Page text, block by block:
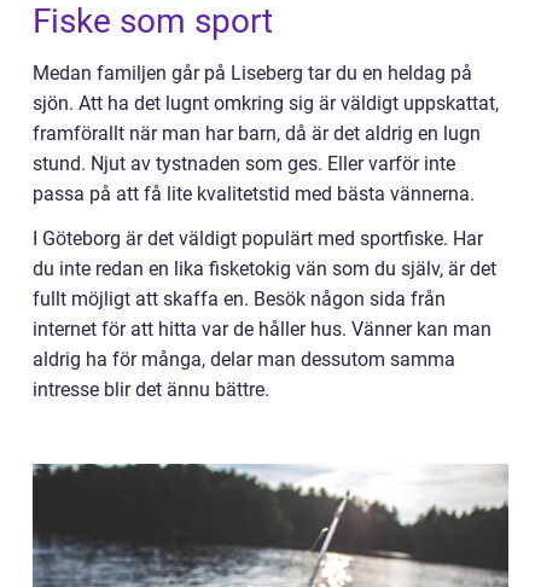
Fiske som sport
Medan familjen går på Liseberg tar du en heldag på
sjön. Att ha det lugnt omkring sig är väldigt uppskattat,
framförallt när man har barn, då är det aldrig en lugn
stund. Njut av tystnaden som ges. Eller varför inte
passa på att få lite kvalitetstid med bästa vännerna.
I Göteborg är det väldigt populärt med sportfiske. Har
du inte redan en lika fisketokig vän som du själv, är det
fullt möjligt att skaffa en. Besök någon sida från
internet för att hitta var de håller hus. Vänner kan man
aldrig ha för många, delar man dessutom samma
intresse blir det ännu bättre.